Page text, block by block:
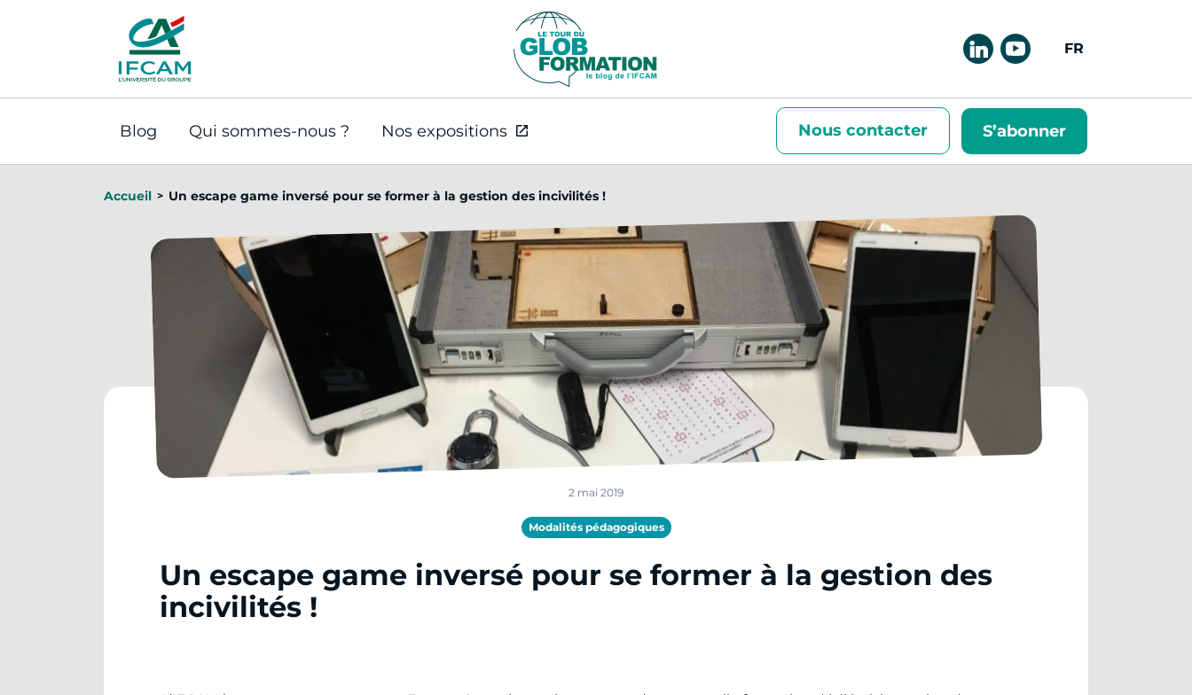
FRANÇAIS
Blog Qui sommes-nous ? Nos expositions Nous contacter S’abonner
Accueil Un escape game inversé pour se former à la gestion des incivilités !
2 mai 2019
Modalités pédagogiques
Un escape game inversé pour se former à la gestion des
incivilités !